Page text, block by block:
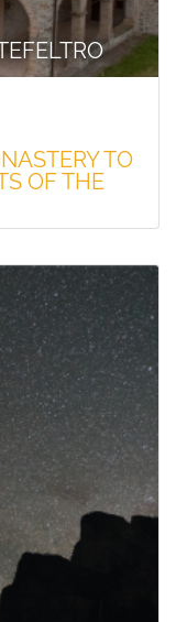
TO
OF THE